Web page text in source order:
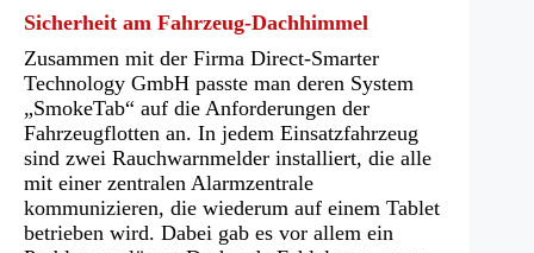
Sicherheit am Fahrzeug-Dachhimmel
Zusammen mit der Firma Direct-Smarter
Technology GmbH passte man deren System
„SmokeTab“ auf die Anforderungen der
Fahrzeugflotten an. In jedem Einsatzfahrzeug
sind zwei Rauchwarnmelder installiert, die alle
mit einer zentralen Alarmzentrale
kommunizieren, die wiederum auf einem Tablet
betrieben wird. Dabei gab es vor allem ein